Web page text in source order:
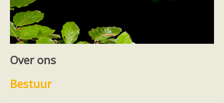
Vanginstructie
Hulp per email
Hulp per provincie
Drenthe
Groningen
Flevoland
Limburg
Home Hulp
Bescherming
Hulp bij bouwplannen en bomenkap
Over ons
Bestuur